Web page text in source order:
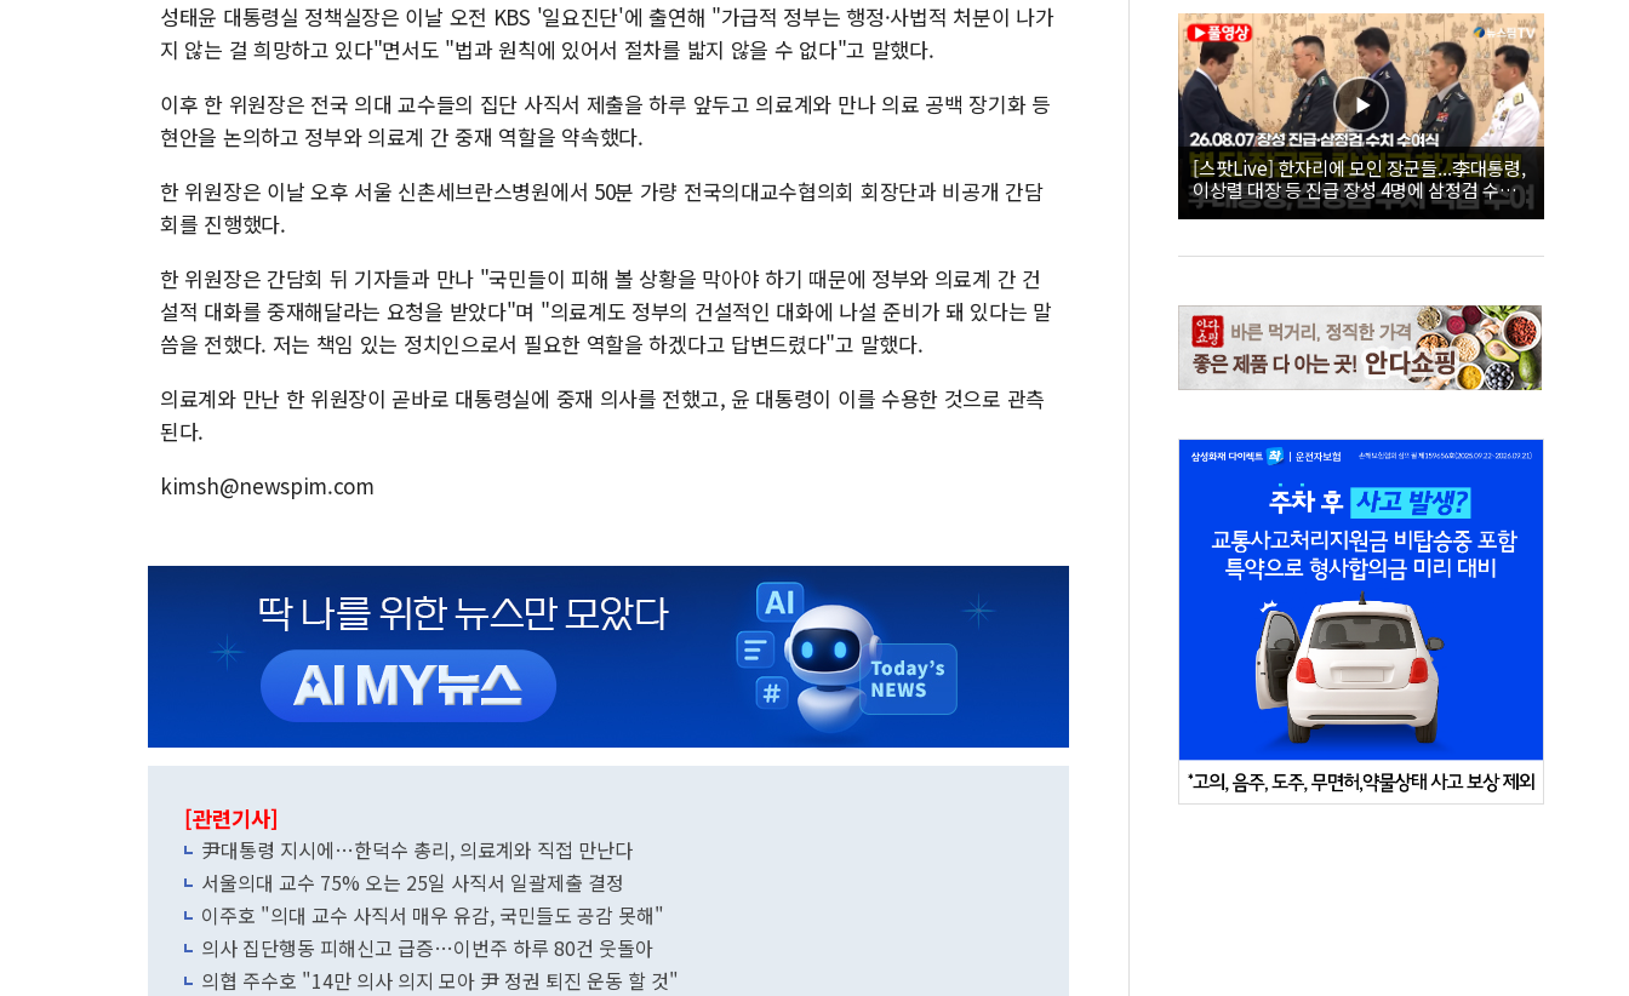
성태윤 대통령실 정책실장은 이날 오전 KBS '일요진단'에 출연해 "가급적 정부는 행정·사법적 처분이 나가
지 않는 걸 희망하고 있다"면서도 "법과 원칙에 있어서 절차를 밟지 않을 수 없다"고 말했다.
이후 한 위원장은 전국 의대 교수들의 집단 사직서 제출을 하루 앞두고 의료계와 만나 의료 공백 장기화 등
현안을 논의하고 정부와 의료계 간 중재 역할을 약속했다.
한 위원장은 이날 오후 서울 신촌세브란스병원에서 50분 가량 전국의대교수협의회 회장단과 비공개 간담
회를 진행했다.
한 위원장은 간담회 뒤 기자들과 만나 "국민들이 피해 볼 상황을 막아야 하기 때문에 정부와 의료계 간 건
설적 대화를 중재해달라는 요청을 받았다"며 "의료계도 정부의 건설적인 대화에 나설 준비가 돼 있다는 말
씀을 전했다. 저는 책임 있는 정치인으로서 필요한 역할을 하겠다고 답변드렸다"고 말했다.
의료계와 만난 한 위원장이 곧바로 대통령실에 중재 의사를 전했고, 윤 대통령이 이를 수용한 것으로 관측
된다.
kimsh@newspim.com
[관련기사]
尹대통령 지시에…한덕수 총리, 의료계와 직접 만난다
서울의대 교수 75% 오는 25일 사직서 일괄제출 결정
이주호 "의대 교수 사직서 매우 유감, 국민들도 공감 못해"
의사 집단행동 피해신고 급증…이번주 하루 80건 웃돌아
의협 주수호 "14만 의사 의지 모아 尹 정권 퇴진 운동 할 것"
[스팟Live] 한자리에 모인 장군들...李대통령,
이상렬 대장 등 진급 장성 4명에 삼정검 수치
직접 수여｜26.08.07 장성 진급·삼정검 수치